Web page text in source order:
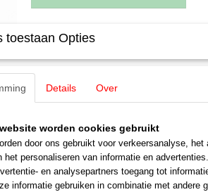
Specificaties
EAN code
Schaal
Omschrijving
Noch 15828 Skiërs
Figuren 6 figuren met ski's H0
toestaan Opties
Details Over
worden cookies gebruikt
door ons gebruikt voor verkeersanalyse,
het personaliseren van informatie en
en analysepartners toegang tot
informatie gebruiken in combinatie met andere